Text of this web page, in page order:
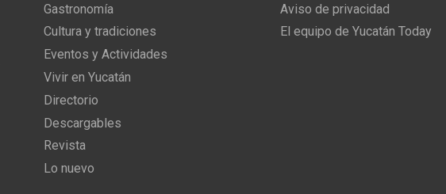
Gastronomía
Cultura y tradiciones
Eventos y Actividades
Vivir en Yucatán
Directorio
Descargables
Revista
Lo nuevo
Aviso de privacidad
El equipo de Yucatán Today